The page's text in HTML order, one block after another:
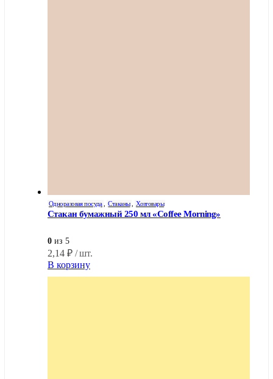
Одноразовая посуда Стаканы Хозтовары
Стакан бумажный 250 мл «Coffee Morning»
0 из 5
2,14 ₽ / шт.
В корзину